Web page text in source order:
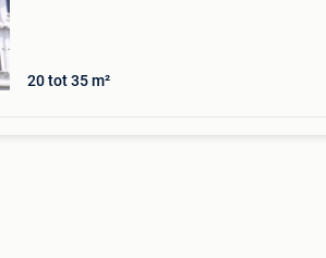
20 tot 35 m²